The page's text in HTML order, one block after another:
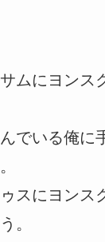
ムにヨンス
でいる俺に
スにヨンス
。